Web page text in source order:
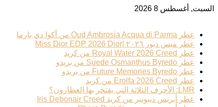
السبت, أغسطس 8 2026
عطر Oud Ambrosia Acqua di Parma من أكوا دي بارما
عطر ميس ديور ٢٠٢٦ |Miss Dior EDP 2026 Dior
عطر Royal Water 2026 Creed من كريد
عطر Suede Osmanthus Byredo من بريدو
عطر Future Memories Byredo من بريدو
عطر Erolfa 2026 Creed من كريد
LMR: الأحرف الثلاثة التي يفتخر بها العطارون؟
عطر أيريس ديبونير من كريد Iris Debonair Creed